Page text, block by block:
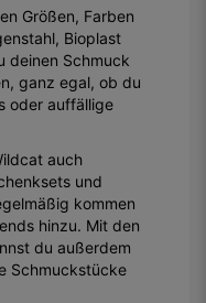
Größen, Farben
Bioplast
deinen Schmuck
ganz egal, ob du
oder auffällige
auch
und
kommen
hinzu. Mit den
du außerdem
Schmuckstücke